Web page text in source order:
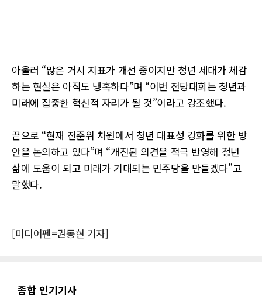
아울러 “많은 거시 지표가 개선 중이지만 청년 세대가 체감
하는 현실은 아직도 냉혹하다”며 “이번 전당대회는 청년과
미래에 집중한 혁신적 자리가 될 것”이라고 강조했다.
끝으로 “현재 전준위 차원에서 청년 대표성 강화를 위한 방
안을 논의하고 있다”며 “개진된 의견을 적극 반영해 청년
삶에 도움이 되고 미래가 기대되는 민주당을 만들겠다”고
말했다.
[미디어펜=권동현 기자]
종합 인기기사